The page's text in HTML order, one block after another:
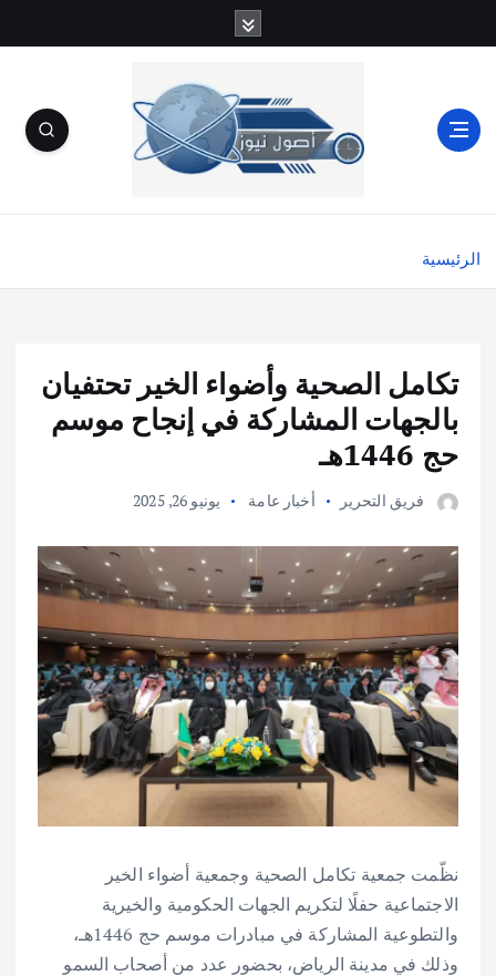
ل
الرئيسية
تكامل الصحية وأضواء الخير تحتفيان
بالجهات المشاركة في إنجاح موسم
حج 1446هـ
فريق التحرير أخبار عامة يونيو 26, 2025
نظّمت جمعية تكامل الصحية وجمعية أضواء الخير
الاجتماعية حفلًا لتكريم الجهات الحكومية والخيرية
والتطوعية المشاركة في مبادرات موسم حج 1446هـ،
وذلك في مدينة الرياض، بحضور عدد من أصحاب السمو